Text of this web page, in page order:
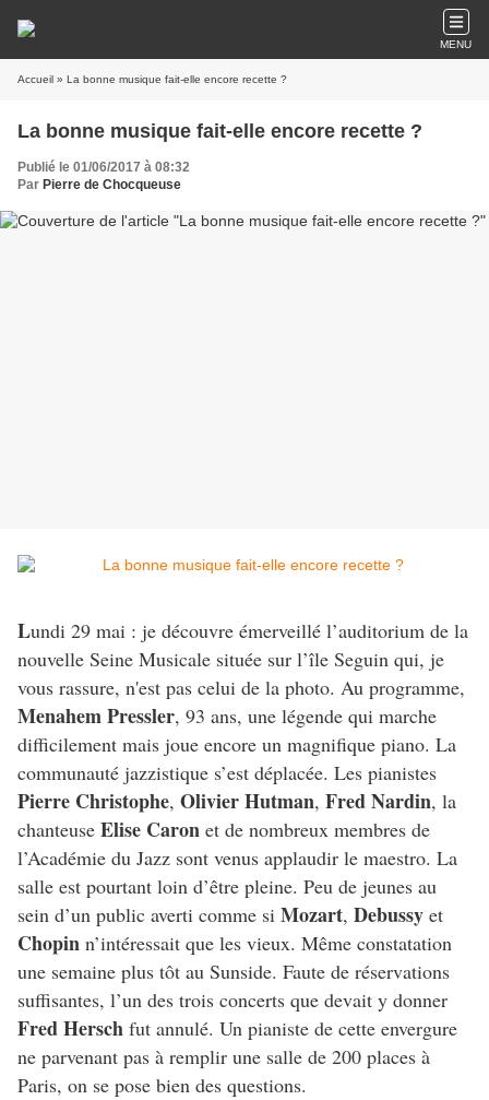
MENU
Accueil » La bonne musique fait-elle encore recette ?
La bonne musique fait-elle encore recette ?
Publié le 01/06/2017 à 08:32
Par Pierre de Chocqueuse
Lundi 29 mai : je découvre émerveillé l’auditorium de la
nouvelle Seine Musicale située sur l’île Seguin qui, je
vous rassure, n'est pas celui de la photo. Au programme,
Menahem Pressler, 93 ans, une légende qui marche
difficilement mais joue encore un magnifique piano. La
communauté jazzistique s’est déplacée. Les pianistes
Pierre Christophe, Olivier Hutman, Fred Nardin, la
chanteuse Elise Caron et de nombreux membres de
l’Académie du Jazz sont venus applaudir le maestro. La
salle est pourtant loin d’être pleine. Peu de jeunes au
sein d’un public averti comme si Mozart, Debussy et
Chopin n’intéressait que les vieux. Même constatation
une semaine plus tôt au Sunside. Faute de réservations
suffisantes, l’un des trois concerts que devait y donner
Fred Hersch fut annulé. Un pianiste de cette envergure
ne parvenant pas à remplir une salle de 200 places à
Paris, on se pose bien des questions.